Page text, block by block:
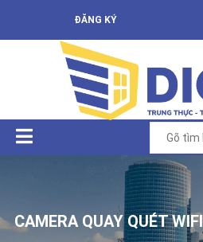
ĐĂNG KÝ
CAMERA QUAY QUÉT